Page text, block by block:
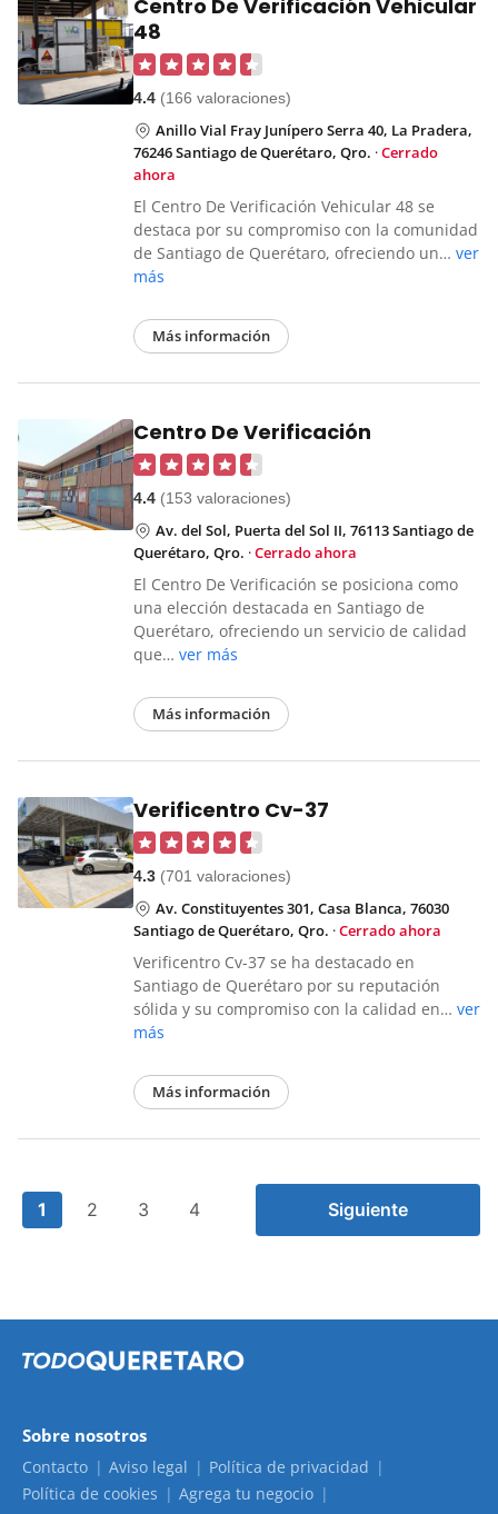
Centro De Verificación Vehicular
48
4.4 (166 valoraciones)
Anillo Vial Fray Junípero Serra 40, La Pradera,
76246 Santiago de Querétaro, Qro. ·Cerrado
ahora
El Centro De Verificación Vehicular 48 se
destaca por su compromiso con la comunidad
de Santiago de Querétaro, ofreciendo un… ver
más
Más información
Centro De Verificación
4.4 (153 valoraciones)
Av. del Sol, Puerta del Sol II, 76113 Santiago de
Querétaro, Qro. ·Cerrado ahora
El Centro De Verificación se posiciona como
una elección destacada en Santiago de
Querétaro, ofreciendo un servicio de calidad
que… ver más
Más información
Verificentro Cv-37
4.3 (701 valoraciones)
Av. Constituyentes 301, Casa Blanca, 76030
Santiago de Querétaro, Qro. ·Cerrado ahora
Verificentro Cv-37 se ha destacado en
Santiago de Querétaro por su reputación
sólida y su compromiso con la calidad en… ver
más
Más información
1 2 3 4 Siguiente
Sobre nosotros
Contacto Aviso legal
Política de privacidad
Política de cookies
Agrega tu negocio